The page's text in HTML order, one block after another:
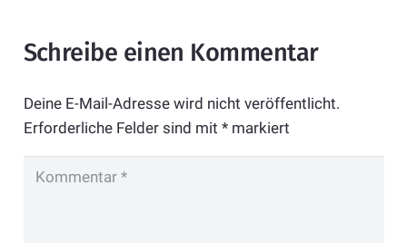
Schreibe einen Kommentar
Deine E-Mail-Adresse wird nicht veröffentlicht.
Erforderliche Felder sind mit *markiert